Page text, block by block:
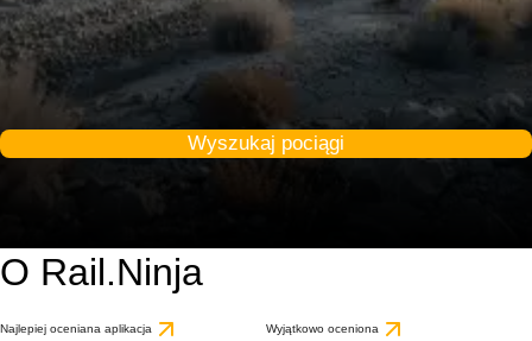
Wyszukaj pociągi
O Rail.Ninja
Najlepiej oceniana aplikacja Wyjątkowo oceniona